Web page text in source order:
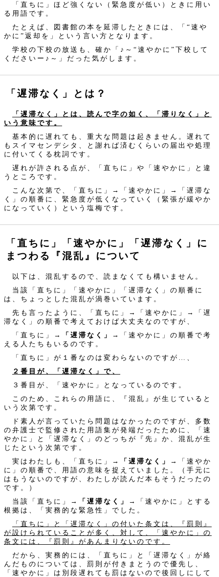
「直ちに」ほど強くない（緊急度が低い）ときに用い
る用語です。
たとえば、図書館の本を延滞したときには、「“速や
かに”返却を」という言い方となります。
学校の下校の放送も、確か「♪～“速やかに”下校して
くださいー♪～」だった気がします。
「遅滞なく」とは？
「遅滞なく」とは、読んで字の如く、「滞りなく」と
いう意味です。
基本的に遅れても、重大な問題は起きません。遅れて
もスイマセンデシタ、と謝れば済むくらいの届出や処理
に付いてくる枕詞です。
遅れが許される点が、「直ちに」や「速やかに」と違
うところです。
こんな次第で、「直ちに」→「速やかに」→「遅滞な
く」の順番に、緊急度が低くなっていく（緊張が緩やか
になっていく）という塩梅です。
「直ちに」「速やかに」「遅滞なく」に
まつわる『混乱』について
以下は、混乱するので、読まなくても構いません。
当該「直ちに」「速やかに」「遅滞なく」の順番に
は、ちょっとした混乱が渦巻いています。
先も言ったように、「直ちに」→「速やかに」→「遅
滞なく」の順番で考えておけば大丈夫なのですが、
「直ちに」→
「遅滞なく」
→「速やかに」の順番で考
える人たちもいるのです。
「直ちに」が１番なのは変わらないのですが…、
２番目が、「遅滞なく」で、
３番目が、「速やかに」となっているのです。
このため、これらの用語に、『混乱』が生じていると
いう次第です。
ド素人が言っていたら問題はなかったのですが、多数
の弁護士で監修された用語集が発端だったために、「速
やかに」と「遅滞なく」のどっちが『先』か、混乱が生
じたという次第です。
実はわたしも、「直ちに」→
「遅滞なく」
→「速やか
に」の順番で、用語の意味を捉えていました。（手元に
はもうないのですが、わたしが読んだ本もそうだったの
です。）
当該「直ちに」→
「遅滞なく」
→「速やかに」とする
根拠は、「実務的な緊急性」でした。
「直ちに」と「遅滞なく」の付いた条文は、『罰則』
が設けられていることが多く、対して、「速やかに」の
条文には、『罰則』があんまりないのです。
だから、実務的には、「直ちに」と「遅滞なく」が絡
んだものについては、罰則が付きまとうので優先し、
「速やかに」は別段遅れても罰はないので後回しにして